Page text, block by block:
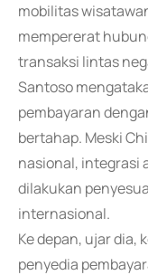
mobilitas
mempererat
transaksi lintas
Santoso
pembayaran
bertahap. Meski
nasional, integrasi
dilakukan
internasional.
Ke depan, ujar dia,
penyedia